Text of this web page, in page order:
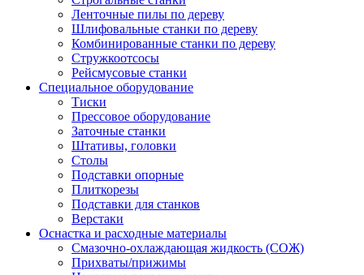
Ленточные пилы по дереву
Шлифовальные станки по дереву
Комбинированные станки по дереву
Стружкоотсосы
Рейсмусовые станки
Специальное оборудование
Тиски
Прессовое оборудование
Заточные станки
Штативы, головки
Столы
Подставки опорные
Плиткорезы
Подставки для станков
Верстаки
Оснастка и расходные материалы
Смазочно-охлаждающая жидкость (СОЖ)
Прихваты/прижимы